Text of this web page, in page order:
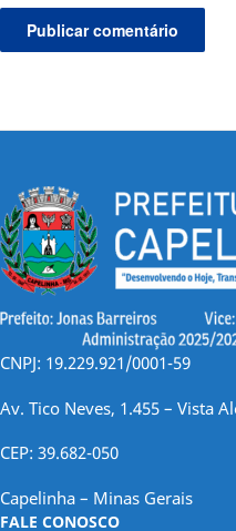
CNPJ: 19.229.921/0001-59
Av. Tico Neves, 1.455 – Vista
CEP: 39.682-050
Capelinha – Minas Gerais
FALE CONOSCO